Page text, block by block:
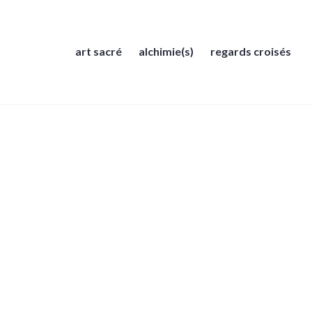
art sacré alchimie(s) regards croisés